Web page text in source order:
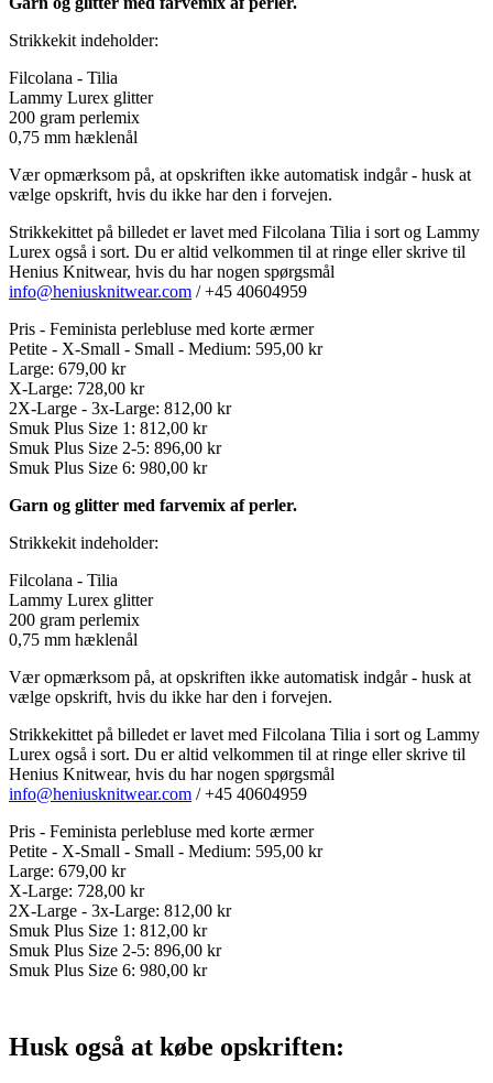
korte
antal
Strikkekit indeholder:
Filcolana - Tilia
Lammy Lurex glitter
200 gram perlemix
0,75 mm hæklenål
Vær opmærksom på, at opskriften ikke automatisk indgår - husk at
vælge opskrift, hvis du ikke har den i forvejen.
Strikkekittet på billedet er lavet med Filcolana Tilia i sort og Lammy
Lurex også i sort. Du er altid velkommen til at ringe eller skrive til
Henius Knitwear, hvis du har nogen spørgsmål
info@heniusknitwear.com / +45 40604959
Pris - Feminista perlebluse med korte ærmer
Petite - X-Small - Small - Medium: 595,00 kr
Large: 679,00 kr
X-Large: 728,00 kr
2X-Large - 3x-Large: 812,00 kr
Smuk Plus Size 1: 812,00 kr
Smuk Plus Size 2-5: 896,00 kr
Smuk Plus Size 6: 980,00 kr
Garn og glitter med farvemix af perler.
Strikkekit indeholder:
Filcolana - Tilia
Lammy Lurex glitter
200 gram perlemix
0,75 mm hæklenål
Vær opmærksom på, at opskriften ikke automatisk indgår - husk at
vælge opskrift, hvis du ikke har den i forvejen.
Strikkekittet på billedet er lavet med Filcolana Tilia i sort og Lammy
Lurex også i sort. Du er altid velkommen til at ringe eller skrive til
Henius Knitwear, hvis du har nogen spørgsmål
info@heniusknitwear.com / +45 40604959
Pris - Feminista perlebluse med korte ærmer
Petite - X-Small - Small - Medium: 595,00 kr
Large: 679,00 kr
X-Large: 728,00 kr
2X-Large - 3x-Large: 812,00 kr
Smuk Plus Size 1: 812,00 kr
Smuk Plus Size 2-5: 896,00 kr
Smuk Plus Size 6: 980,00 kr
Husk også at købe opskriften: